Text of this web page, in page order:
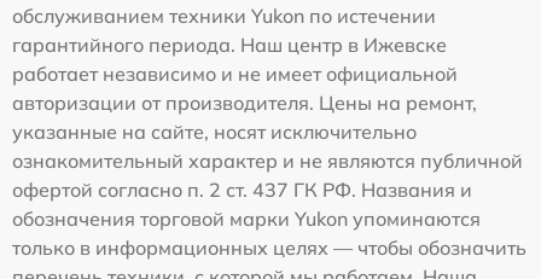
обслуживанием техники Yukon по истечении
гарантийного периода. Наш центр в Ижевске
работает независимо и не имеет официальной
авторизации от производителя. Цены на ремонт,
указанные на сайте, носят исключительно
ознакомительный характер и не являются публичной
офертой согласно п. 2 ст. 437 ГК РФ. Названия и
обозначения торговой марки Yukon упоминаются
только в информационных целях — чтобы обозначить